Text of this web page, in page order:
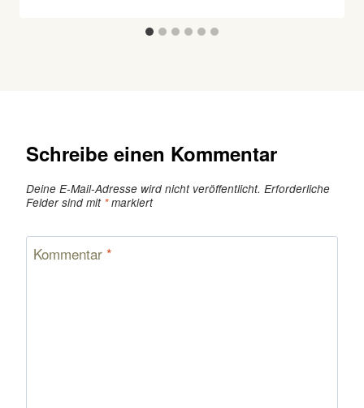
Schreibe einen Kommentar
Deine E-Mail-Adresse wird nicht veröffentlicht. Erforderliche
Felder sind mit *markiert
Kommentar *